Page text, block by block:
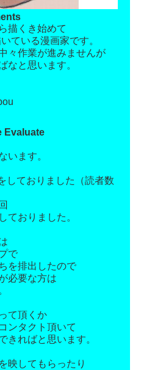
描くき始めて
ている漫画家です。
々作業が進みませんが
なと思います。
Evaluate
います。
しておりました（読者数
ておりました。
で
を排出したので
必要な方は
て頂くか
ンタクト頂いて
きればと思います。
映してもらったり